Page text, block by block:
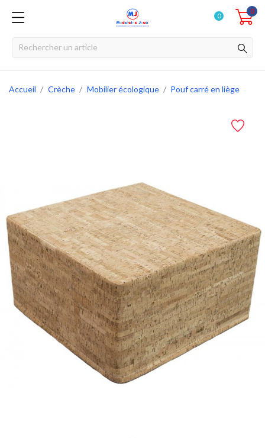
0
0
Accueil Crèche Mobilier écologique Pouf carré en liège